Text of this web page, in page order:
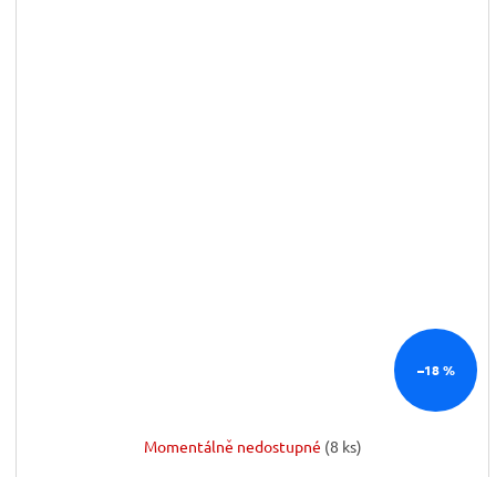
–18 %
Momentálně nedostupné (8 ks)